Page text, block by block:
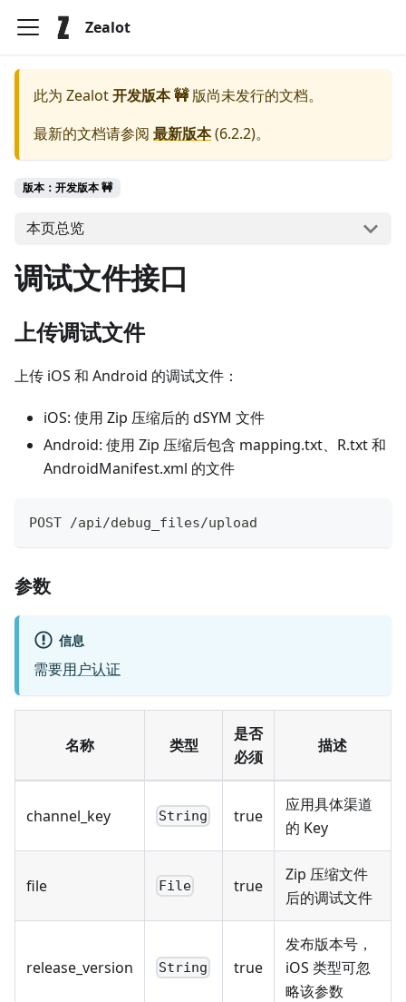
Zealot
此为 Zealot开发版本 🚧版尚未发行的文档。
最新的文档请参阅 最新版本(6.2.2)。
版本：开发版本 🚧
本页总览
调试文件接口
上传调试文件
上传 iOS 和 Android 的调试文件：
iOS: 使用 Zip 压缩后的 dSYM 文件
Android: 使用 Zip 压缩后包含 mapping.txt、R.txt 和
AndroidManifest.xml 的文件
POST /api/debug_files/upload
参数
信息
需要用户认证
名称 类型
是否
必须
描述
channel_key String true
应用具体渠道
的 Key
file File true
Zip 压缩文件
后的调试文件
release_version String true
发布版本号，
iOS 类型可忽
略该参数